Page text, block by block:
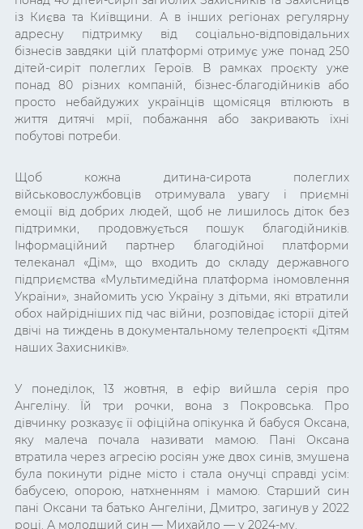
із Києва та Київщини. А в інших регіонах регулярну
адресну підтримку від соціально-відповідальних
бізнесів завдяки цій платформі отримує уже понад 250
дітей-сиріт полеглих Героїв. В рамках проєкту уже
понад 80 різних компаній, бізнес-благодійників або
просто небайдужих українців щомісяця втілюють в
життя дитячі мрії, побажання або закривають їхні
побутові потреби.
Щоб кожна дитина-сирота полеглих
військовослужбовців отримувала увагу і приємні
емоції від добрих людей, щоб не лишилось діток без
підтримки, продовжується пошук благодійників.
Інформаційний партнер благодійної платформи
телеканал «Дім», що входить до складу державного
підприємства «Мультимедійна платформа іномовлення
України», знайомить усю Україну з дітьми, які втратили
обох найрідніших під час війни, розповідає історії дітей
двічі на тиждень в документальному телепроєкті «Дітям
наших Захисників».
У понеділок, 13 жовтня, в ефір вийшла серія про
Ангеліну. Їй три рочки, вона з Покровська. Про
дівчинку розказує її офіційна опікунка й бабуся Оксана,
яку малеча почала називати мамою. Пані Оксана
втратила через агресію росіян уже двох синів, змушена
була покинути рідне місто і стала онучці справді усім:
бабусею, опорою, натхненням і мамою. Старший син
пані Оксани та батько Ангеліни, Дмитро, загинув у 2022
році. А молодший син — Михайло — у 2024-му.